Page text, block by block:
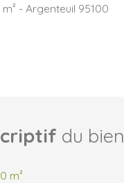
- Argenteuil 95100
du bien
m²